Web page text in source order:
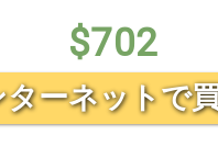
$702
ターネットで